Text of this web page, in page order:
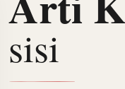
sisi